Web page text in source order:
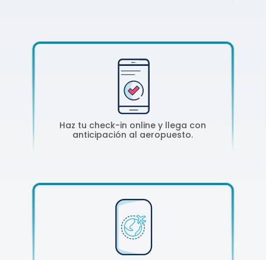
Haz tu check-in online y llega con
anticipación al aeropuesto.